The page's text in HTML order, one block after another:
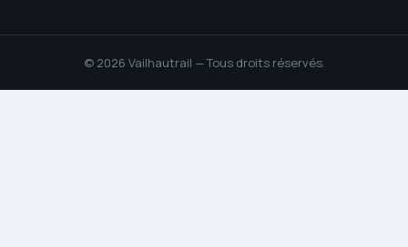
© 2026 Vailhautrail — Tous droits réservés.